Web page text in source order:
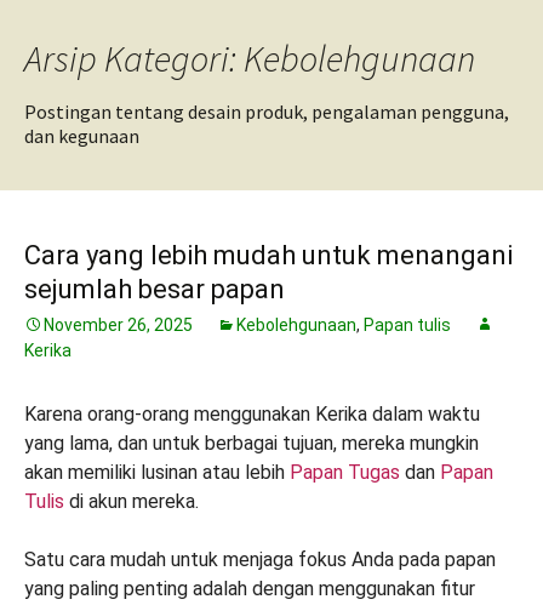
Arsip Kategori: Kebolehgunaan
Postingan tentang desain produk, pengalaman pengguna,
dan kegunaan
Cara yang lebih mudah untuk menangani
sejumlah besar papan
November 26, 2025 Kebolehgunaan, Papan tulis
Kerika
Karena orang-orang menggunakan Kerika dalam waktu
yang lama, dan untuk berbagai tujuan, mereka mungkin
akan memiliki lusinan atau lebih Papan Tugas dan Papan
Tulis di akun mereka.
Satu cara mudah untuk menjaga fokus Anda pada papan
yang paling penting adalah dengan menggunakan fitur